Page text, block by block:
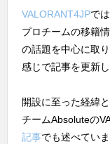
VALORANT4JPで
プロチームの移籍
の話題を中心に取
感じで記事を更新
開設に至った経緯
チームAbsoluteの
記事でも述べてい